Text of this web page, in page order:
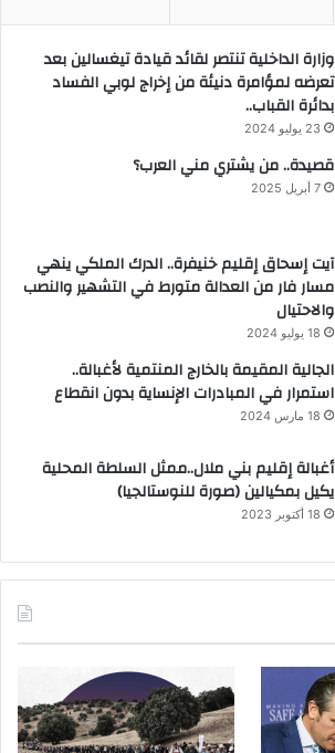
وزارة الداخلية تنتصر لقائد قيادة تيغسالين بعد
تعرضه لمؤامرة دنيئة من إخراج لوبي الفساد
بدائرة القباب..
23 يوليو 2024
قصيدة.. من يشتري مني العرب؟
7 أبريل 2025
آيت إسحاق إقليم خنيفرة.. الدرك الملكي ينهي
مسار فار من العدالة متورط في التشهير والنصب
والاحتيال
18 يوليو 2024
الجالية المقيمة بالخارج المنتمية لأغبالة..
استمرار في المبادرات الإنساية بدون انقطاع
18 مارس 2024
أغبالة إقليم بني ملال..ممثل السلطة المحلية
يكيل بمكيالين (صورة للنوستالجيا)
18 أكتوبر 2023